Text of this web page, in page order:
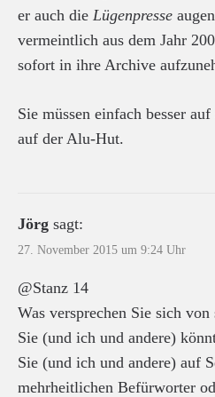
er auch die Lügenpresse
vermeintlich aus dem Jahr
sofort in ihre Archive
Sie müssen einfach besser
auf der Alu-Hut.
Jörg sagt:
27. November 2015 um 9:24 Uhr
@Stanz 14
Was versprechen Sie sich
Sie (und ich und andere)
Sie (und ich und andere) auf
mehrheitlichen Befürworter